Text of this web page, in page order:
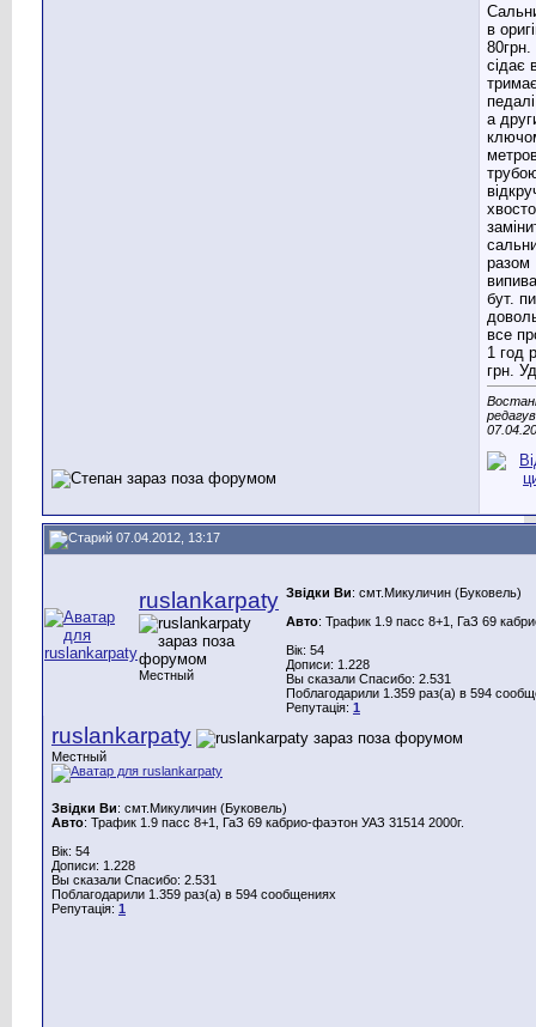
в
сідає
а
разом
бут.
все
1 год
грн.
07.04.2012, 13:17
ruslankarpaty
Местный
Звідки Ви: смт.Микуличин (Буковель)
Авто: Трафик 1.9 пасс 8+1, ГаЗ 69
Вік: 54
Дописи: 1.228
Вы сказали Спасибо: 2.531
Поблагодарили 1.359 раз(а) в 594
Репутація: 1
ruslankarpaty
Местный
Звідки Ви: смт.Микуличин (Буковель)
Авто: Трафик 1.9 пасс 8+1, ГаЗ 69 кабрио-фаэтон УАЗ 31514 2000г.
Вік: 54
Дописи: 1.228
Вы сказали Спасибо: 2.531
Поблагодарили 1.359 раз(а) в 594 сообщениях
Репутація: 1